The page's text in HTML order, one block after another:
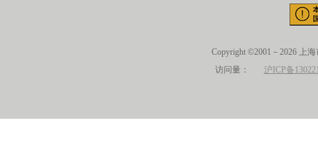
Copyright ©2001－2026 上
访问量： 沪ICP备